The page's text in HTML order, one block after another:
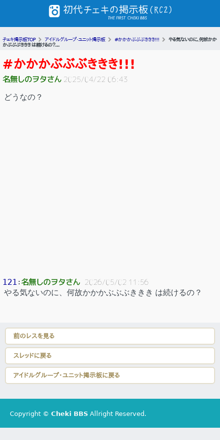
チェキ掲示板TOP アイドルグループ・ユニット掲示板 #かかかぶぶぶききき!!!
やる気ないのに、何故かか
かぶぶぶききき は続けるの？...
#かかかぶぶぶききき!!!
名無しのヲタさん 2025/04/22 06:43
どうなの？
121 ：名無しのヲタさん 2026/05/02 11:56
やる気ないのに、何故かかかぶぶぶききき は続けるの？
前のレスを見る
スレッドに戻る
アイドルグループ・ユニット掲示板に戻る
Copyright © Cheki BBS Allright Reserved.